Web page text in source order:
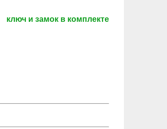
ключ и замок в комплекте